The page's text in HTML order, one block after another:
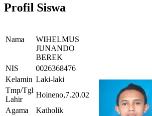
Profil Siswa
Nama
WIHELMUS
JUNANDO
BEREK
NIS
0026368476
Kelamin Laki-laki
Tmp/Tgl
Lahir
Hoineno,7.20.02
Agama
Katholik